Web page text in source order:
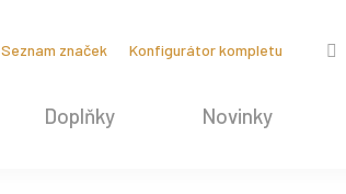
Seznam značek Konfigurátor kompletu
Doplňky Novinky